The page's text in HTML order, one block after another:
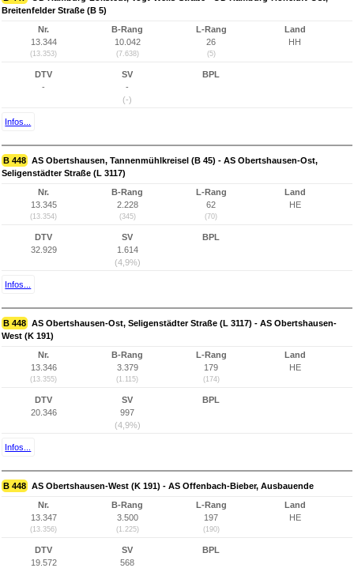
Breitenfelder Straße (B 5)
Nr.
13.344
(13.353)
B-Rang
10.042
(7.638)
L-Rang
26
(5)
Land
HH
DTV
-
SV
-
(-)
BPL
Infos...
B 448 AS Obertshausen, Tannenmühlkreisel (B 45) - AS Obertshausen-Ost,
Seligenstädter Straße (L 3117)
Nr.
13.345
(13.354)
B-Rang
2.228
(345)
L-Rang
62
(70)
Land
HE
DTV
32.929
SV
1.614
(4,9%)
BPL
Infos...
B 448 AS Obertshausen-Ost, Seligenstädter Straße (L 3117) - AS Obertshausen-
West (K 191)
Nr.
13.346
(13.355)
B-Rang
3.379
(1.115)
L-Rang
179
(174)
Land
HE
DTV
20.346
SV
997
(4,9%)
BPL
Infos...
B 448 AS Obertshausen-West (K 191) - AS Offenbach-Bieber, Ausbauende
Nr.
13.347
(13.356)
B-Rang
3.500
(1.225)
L-Rang
197
(190)
Land
HE
DTV
19.572
SV
568
BPL